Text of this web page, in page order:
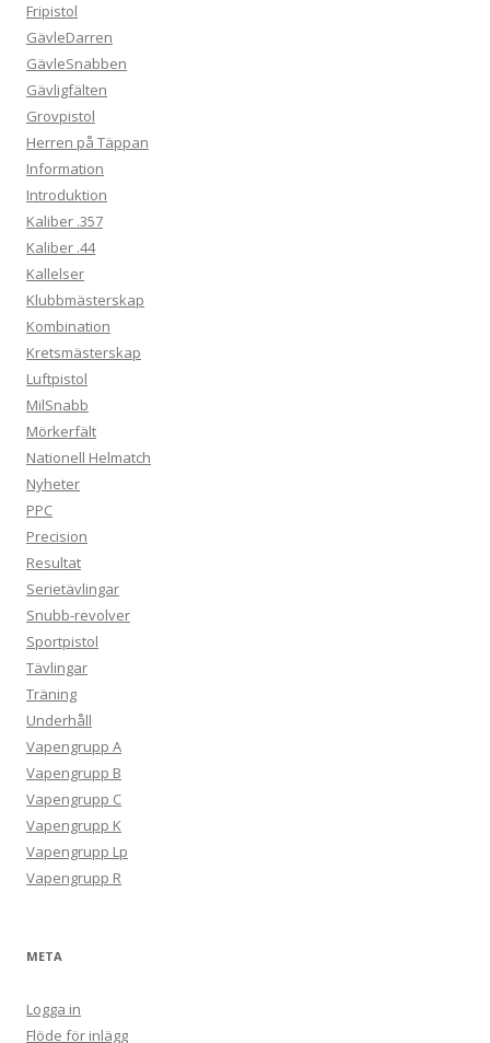
Fripistol
GävleDarren
GävleSnabben
Gävligfälten
Grovpistol
Herren på Täppan
Information
Introduktion
Kaliber .357
Kaliber .44
Kallelser
Klubbmästerskap
Kombination
Kretsmästerskap
Luftpistol
MilSnabb
Mörkerfält
Nationell Helmatch
Nyheter
PPC
Precision
Resultat
Serietävlingar
Snubb-revolver
Sportpistol
Tävlingar
Träning
Underhåll
Vapengrupp A
Vapengrupp B
Vapengrupp C
Vapengrupp K
Vapengrupp Lp
Vapengrupp R
META
Logga in
Flöde för inlägg